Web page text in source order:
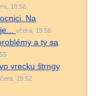
19:56
Na
včera, 19:56
a ty sa
vrecku štrngy
19:52